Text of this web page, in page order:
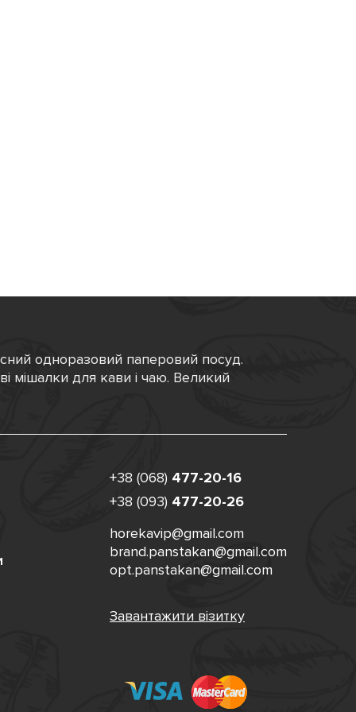
одноразовий паперовий посуд.
мішалки для кави і чаю. Великий
+38 (068) 477-20-16
+38 (093) 477-20-26
horekavip@gmail.com
brand.panstakan@gmail.com
opt.panstakan@gmail.com
Завантажити візитку